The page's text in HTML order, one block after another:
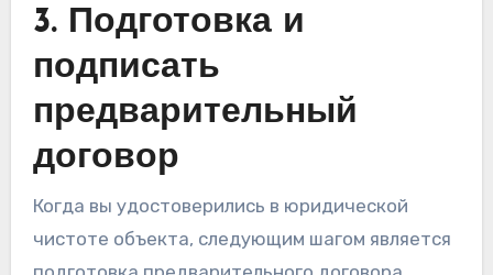
3. Подготовка и
подписать
предварительный
договор
Когда вы удостоверились в юридической
чистоте объекта, следующим шагом является